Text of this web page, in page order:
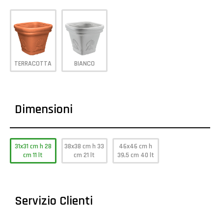
TERRACOTTA BIANCO
Dimensioni
31x31 cm h 28
cm 11 lt
38x38 cm h 33
cm 21 lt
46x46 cm h
39,5 cm 40 lt
Servizio Clienti